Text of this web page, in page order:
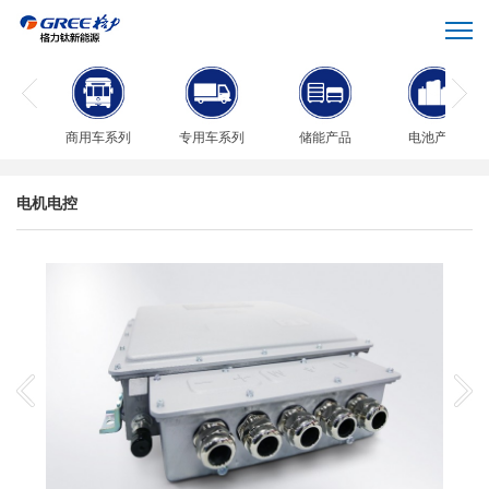
商用车系列 专用车系列 储能产品 电池产品
电机电控